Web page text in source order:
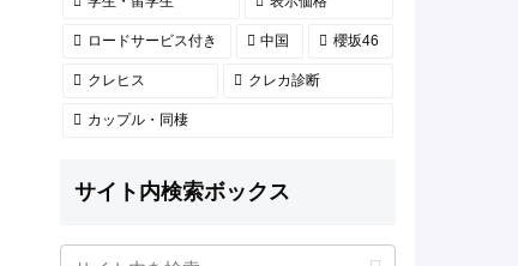
ロードサービス付き 中国 櫻坂46
クレヒス クレカ診断
カップル・同棲
サイト内検索ボックス